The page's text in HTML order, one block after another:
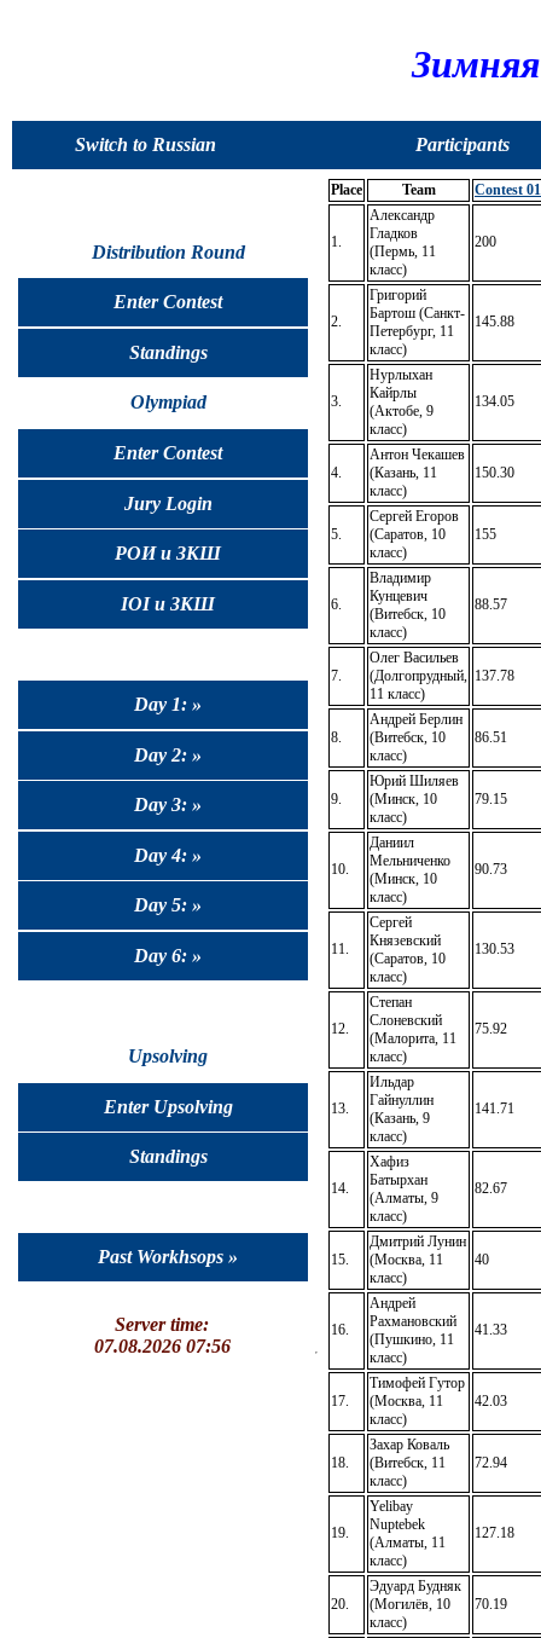
Switch to Russian Participants
Distribution Round
Enter Contest
Standings
Olympiad
Enter Contest
Jury Login
РОИ и ЗКШ
IOI и ЗКШ
Day 1: »
Day 2: »
Day 3: »
Day 4: »
Day 5: »
Day 6: »
Upsolving
Enter Upsolving
Standings
Past Workhsops »
Server time:
07.08.2026 07:56
Place Team Contest 01
1.
Александр
Гладков
(Пермь, 11
класс)
200
2.
Григорий
Бартош (Санкт-
Петербург, 11
класс)
145.88
3.
Нурлыхан
Кайрлы
(Актобе, 9
класс)
134.05
4.
Антон Чекашев
(Казань, 11
класс)
150.30
5.
Сергей Егоров
(Саратов, 10
класс)
155
6.
Владимир
Кунцевич
(Витебск, 10
класс)
88.57
7.
Олег Васильев
(Долгопрудный,
11 класс)
137.78
8.
Андрей Берлин
(Витебск, 10
класс)
86.51
9.
Юрий Шиляев
(Минск, 10
класс)
79.15
10.
Даниил
Мельниченко
(Минск, 10
класс)
90.73
11.
Сергей
Князевский
(Саратов, 10
класс)
130.53
12.
Степан
Слоневский
(Малорита, 11
класс)
75.92
13.
Ильдар
Гайнуллин
(Казань, 9
класс)
141.71
14.
Хафиз
Батырхан
(Алматы, 9
класс)
82.67
15.
Дмитрий Лунин
(Москва, 11
класс)
40
16.
Андрей
Рахмановский
(Пушкино, 11
класс)
41.33
17.
Тимофей Гутор
(Москва, 11
класс)
42.03
18.
Захар Коваль
(Витебск, 11
класс)
72.94
19.
Yelibay
Nuptebek
(Алматы, 11
класс)
127.18
20.
Эдуард Будняк
(Могилёв, 10
класс)
70.19